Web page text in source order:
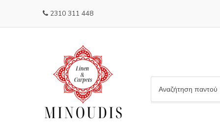
2310 311 448
a